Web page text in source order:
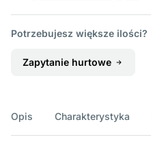
Potrzebujesz większe ilości?
Zapytanie hurtowe
Opis Charakterystyka